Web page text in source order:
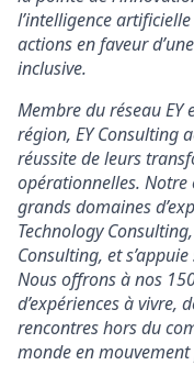
l’intelligence
actions en faveur
inclusive.
Membre du réseau EY
région, EY Consulting
réussite de leurs
opérationnelles. Notre
grands domaines
Technology
Consulting, et
Nous offrons à nos
d’expériences à vivre,
rencontres hors du
monde en